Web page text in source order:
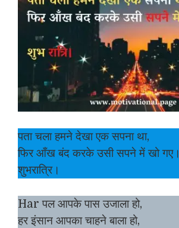
पता चला हमने देखा एक सपना था,
फिर आँख बंद करके उसी सपने में खो गए।
शुभरात्रि।
Har पल आपके पास उजाला हो,
हर इंसान आपका चाहने बाला हो,